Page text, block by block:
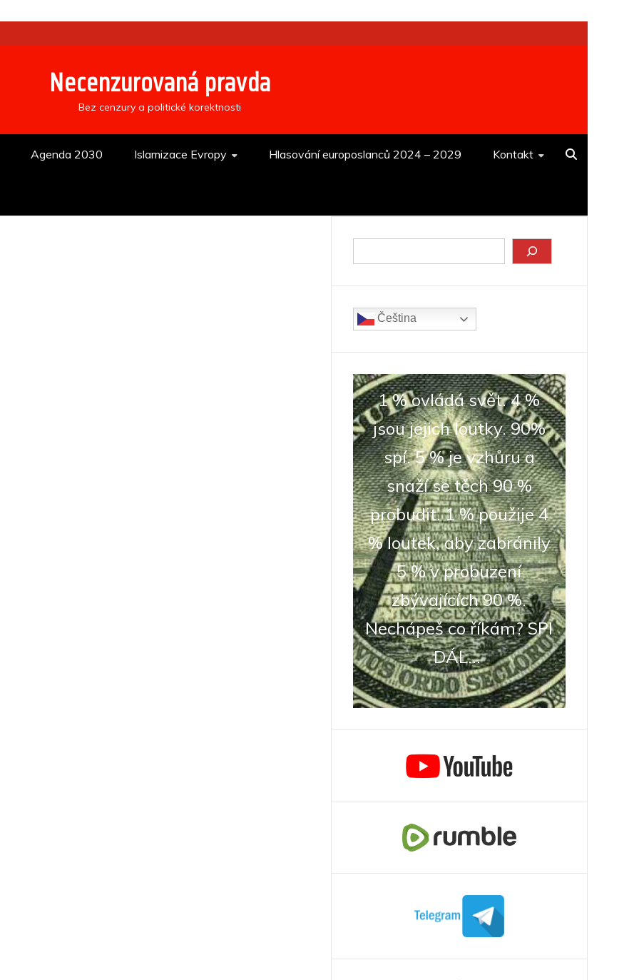
Necenzurovaná pravda
Bez cenzury a politické korektnosti
Agenda 2030 Islamizace Evropy Hlasování europoslanců 2024 – 2029 Kontakt
Čeština‎
1 % ovládá svět. 4 %
jsou jejich loutky. 90%
spí. 5 % je vzhůru a
snaží se těch 90 %
probudit. 1 % použije 4
% loutek, aby zabránily
5 % v probuzení
zbývajících 90 %.
Nechápeš co říkám? SPI
DÁL...